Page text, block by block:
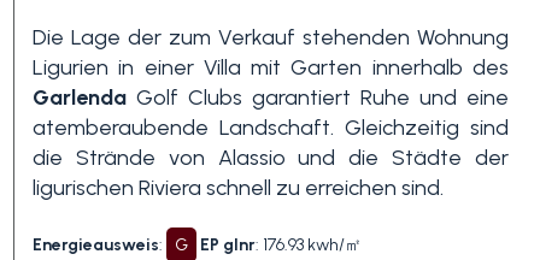
Die Lage der zum Verkauf stehenden Wohnung
Ligurien in einer Villa mit Garten innerhalb des
Garlenda Golf Clubs garantiert Ruhe und eine
atemberaubende Landschaft. Gleichzeitig sind
die Strände von Alassio und die Städte der
ligurischen Riviera schnell zu erreichen sind.
Energieausweis: G EP glnr: 176.93 kwh/㎡
Meerblick